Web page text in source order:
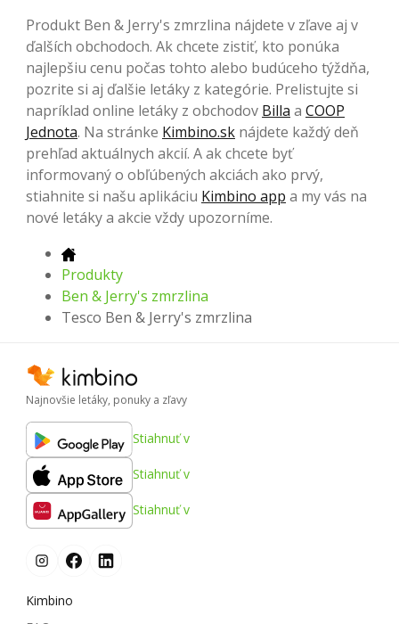
Produkt Ben & Jerry's zmrzlina nájdete v zľave aj v
ďalších obchodoch. Ak chcete zistiť, kto ponúka
najlepšiu cenu počas tohto alebo budúceho týždňa,
pozrite si aj ďalšie letáky z kategórie. Prelistujte si
napríklad online letáky z obchodov Billa a COOP
Jednota. Na stránke Kimbino.sk nájdete každý deň
prehľad aktuálnych akcií. A ak chcete byť
informovaný o obľúbených akciách ako prvý,
stiahnite si našu aplikáciu Kimbino app a my vás na
nové letáky a akcie vždy upozorníme.
Produkty
Ben & Jerry's zmrzlina
Tesco Ben & Jerry's zmrzlina
Najnovšie letáky, ponuky a zľavy
Stiahnuť v
Stiahnuť v
Stiahnuť v
Kimbino